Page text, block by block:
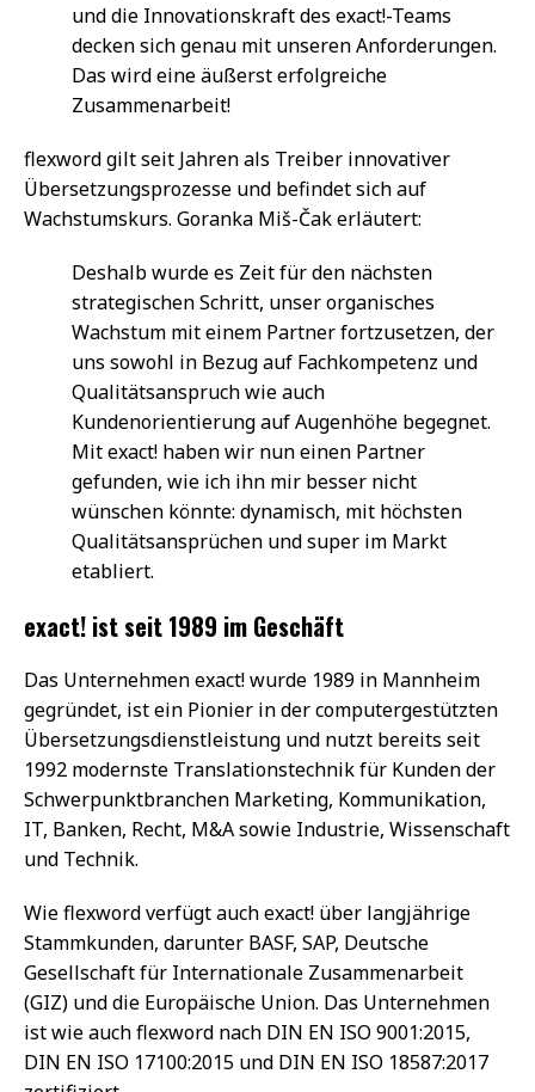
und die Innovationskraft des exact!-Teams
decken sich genau mit unseren Anforderungen.
Das wird eine äußerst erfolgreiche
Zusammenarbeit!
flexword gilt seit Jahren als Treiber innovativer
Übersetzungsprozesse und befindet sich auf
Wachstumskurs. Goranka Miš-Čak erläutert:
Deshalb wurde es Zeit für den nächsten
strategischen Schritt, unser organisches
Wachstum mit einem Partner fortzusetzen, der
uns sowohl in Bezug auf Fachkompetenz und
Qualitätsanspruch wie auch
Kundenorientierung auf Augenhöhe begegnet.
Mit exact! haben wir nun einen Partner
gefunden, wie ich ihn mir besser nicht
wünschen könnte: dynamisch, mit höchsten
Qualitätsansprüchen und super im Markt
etabliert.
exact! ist seit 1989 im Geschäft
Das Unternehmen exact! wurde 1989 in Mannheim
gegründet, ist ein Pionier in der computergestützten
Übersetzungsdienstleistung und nutzt bereits seit
1992 modernste Translationstechnik für Kunden der
Schwerpunktbranchen Marketing, Kommunikation,
IT, Banken, Recht, M&A sowie Industrie, Wissenschaft
und Technik.
Wie flexword verfügt auch exact! über langjährige
Stammkunden, darunter BASF, SAP, Deutsche
Gesellschaft für Internationale Zusammenarbeit
(GIZ) und die Europäische Union. Das Unternehmen
ist wie auch flexword nach DIN EN ISO 9001:2015,
DIN EN ISO 17100:2015 und DIN EN ISO 18587:2017